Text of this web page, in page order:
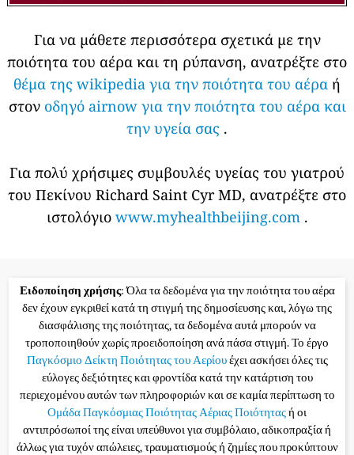
Για να μάθετε περισσότερα σχετικά με την
ποιότητα του αέρα και τη ρύπανση, ανατρέξτε στο
θέμα της wikipedia για την ποιότητα του αέρα ή
στον οδηγό airnow για την ποιότητα του αέρα και
την υγεία σας .
Για πολύ χρήσιμες συμβουλές υγείας του γιατρού
του Πεκίνου Richard Saint Cyr MD, ανατρέξτε στο
ιστολόγιο www.myhealthbeijing.com.
Ειδοποίηση χρήσης: Όλα τα δεδομένα για την ποιότητα του αέρα
δεν έχουν εγκριθεί κατά τη στιγμή της δημοσίευσης και, λόγω της
διασφάλισης της ποιότητας, τα δεδομένα αυτά μπορούν να
τροποποιηθούν χωρίς προειδοποίηση ανά πάσα στιγμή. Το έργο
Παγκόσμιο Δείκτη Ποιότητας του Αερίουέχει ασκήσει όλες τις
εύλογες δεξιότητες και φροντίδα κατά την κατάρτιση του
περιεχομένου αυτών των πληροφοριών και σε καμία περίπτωση το
Ομάδα Παγκόσμιας Ποιότητας Αέριας Ποιότηταςή οι
αντιπρόσωποί της είναι υπεύθυνοι για συμβόλαιο, αδικοπραξία ή
άλλως για τυχόν απώλειες, τραυματισμούς ή ζημίες που προκύπτουν